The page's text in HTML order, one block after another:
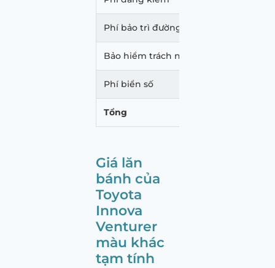
Phí bảo trì đường bộ
Bảo hiểm trách nhiệm dân sự
Phí biển số
Tổng
Giá lăn
bánh của
Toyota
Innova
Venturer
màu khác
tạm tính